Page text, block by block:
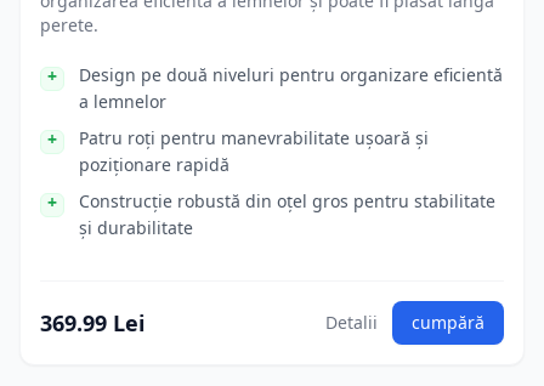
perete.
Design pe două niveluri pentru organizare eficientă
a lemnelor
Patru roți pentru manevrabilitate ușoară și
poziționare rapidă
Construcție robustă din oțel gros pentru stabilitate
și durabilitate
369.99 Lei Detalii cumpără